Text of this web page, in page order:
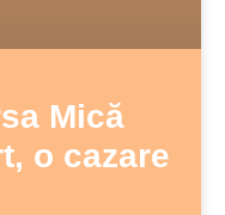
Mică
o cazare